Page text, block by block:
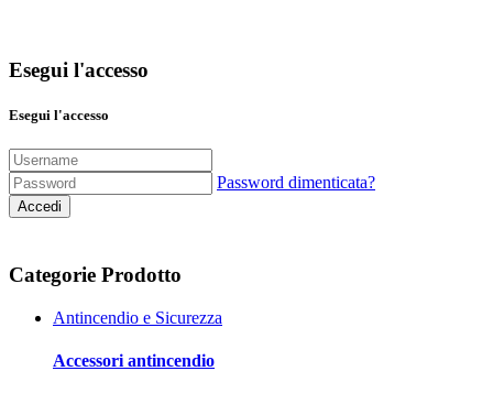
Esegui l'accesso
Esegui l'accesso
Password dimenticata?
Accedi
Categorie Prodotto
Antincendio e Sicurezza
Accessori antincendio